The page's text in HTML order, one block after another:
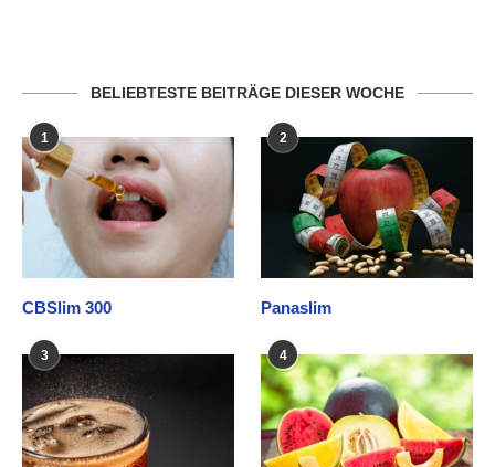
BELIEBTESTE BEITRÄGE DIESER WOCHE
1
CBSlim 300
2
Panaslim
3 4